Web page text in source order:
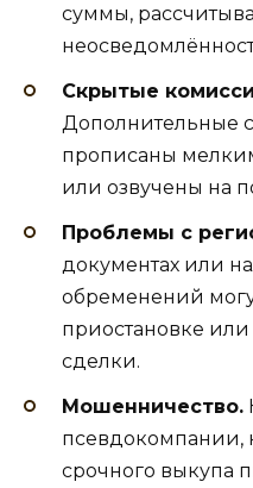
суммы,
Скрытые
Дополнительные
прописаны
или озвучены на
Проблемы с
документах или
обременений
приостановке или
сделки.
Мошенничество.
псевдокомпании,
срочного выкупа